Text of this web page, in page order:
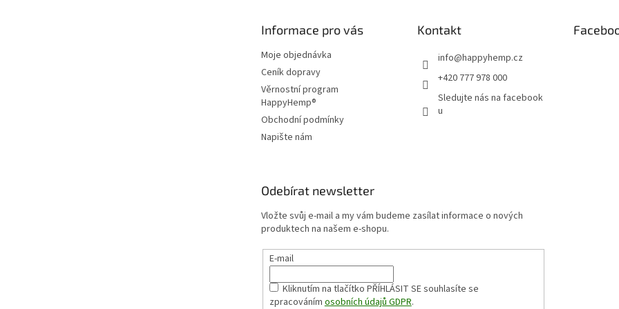
Informace pro vás
Moje objednávka
Ceník dopravy
Věrnostní program
HappyHemp®
Obchodní podmínky
Napište nám
Kontakt
info@happyhemp.cz
+420 777 978 000
Sledujte nás na facebook
u
Odebírat newsletter
Vložte svůj e-mail a my vám budeme zasílat informace o nových
produktech na našem e-shopu.
E-mail
Kliknutím na tlačítko PŘÍHLÁSIT SEsouhlasíte se
zpracovánímosobních údajů GDPR.